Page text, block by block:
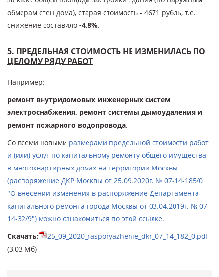
обмерам стен дома), старая стоимость - 4671 рубль, т.е.
снижение составило -4,8%.
5. ПРЕДЕЛЬНАЯ СТОИМОСТЬ НЕ ИЗМЕНИЛАСЬ ПО
ЦЕЛОМУ РЯДУ РАБОТ
Например:
ремонт внутридомовых инженерных систем
электроснабжения, ремонт системы дымоудаления и
ремонт пожарного водопровода.
Со всеми новыми размерами предельной стоимости работ
и (или) услуг по капитальному ремонту общего имущества
в многоквартирных домах на территории Москвы
(распоряжение ДКР Москвы от 25.09.2020г. № 07-14-185/0
"О внесении изменения в распоряжение Департамента
капитального ремонта города Москвы от 03.04.2019г. № 07-
14-32/9") можно ознакомиться по этой ссылке.
Скачать:
25_09_2020_rasporyazhenie_dkr_07_14_182_0.pdf
(3,03 Мб)